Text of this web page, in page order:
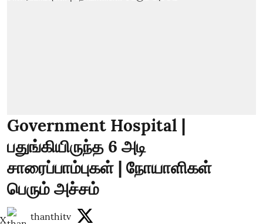
Government Hospital |
பதுங்கியிருந்த 6 அடி
சாரைப்பாம்புகள் | நோயாளிகள்
பெரும் அச்சம்
thanthitv
X